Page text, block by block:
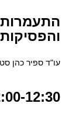
עו"ד ספיר כהן
12:30